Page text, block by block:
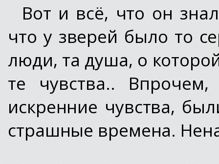
Вот и всё, что он
что у зверей было то
люди, та душа, о
те чувства..
искренние чувства,
страшные времена.